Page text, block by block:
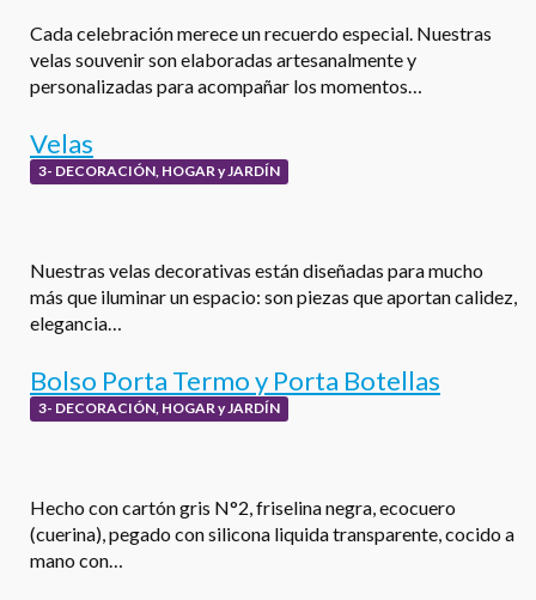
Cada celebración merece un recuerdo especial. Nuestras
velas souvenir son elaboradas artesanalmente y
personalizadas para acompañar los momentos…
Velas
3- DECORACIÓN, HOGAR y JARDÍN
Nuestras velas decorativas están diseñadas para mucho
más que iluminar un espacio: son piezas que aportan calidez,
elegancia…
Bolso Porta Termo y Porta Botellas
3- DECORACIÓN, HOGAR y JARDÍN
Hecho con cartón gris N°2, friselina negra, ecocuero
(cuerina), pegado con silicona liquida transparente, cocido a
mano con…